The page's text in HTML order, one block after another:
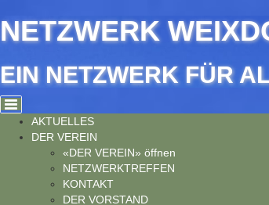
NETZWERK
EIN NETZWERK FÜR
AKTUELLES
DER VEREIN
«DER VEREIN» öffnen
NETZWERKTREFFEN
KONTAKT
DER VORSTAND